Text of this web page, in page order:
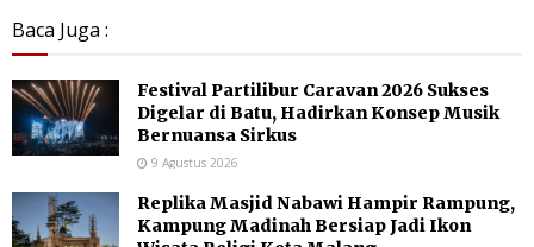
Baca Juga :
Festival Partilibur Caravan 2026 Sukses
Digelar di Batu, Hadirkan Konsep Musik
Bernuansa Sirkus
9 Agustus 2026
Replika Masjid Nabawi Hampir Rampung,
Kampung Madinah Bersiap Jadi Ikon